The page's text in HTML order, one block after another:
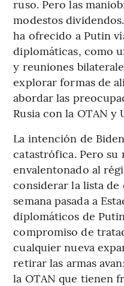
ruso. Pero las
modestos
ha ofrecido a Putin
diplomáticas, como
y reuniones
explorar formas de
abordar las
Rusia con la OTAN y
La intención de
catastrófica. Pero su
envalentonado al
considerar la lista de
semana pasada a
diplomáticos de
compromiso de
cualquier nueva
retirar las armas
la OTAN que tienen